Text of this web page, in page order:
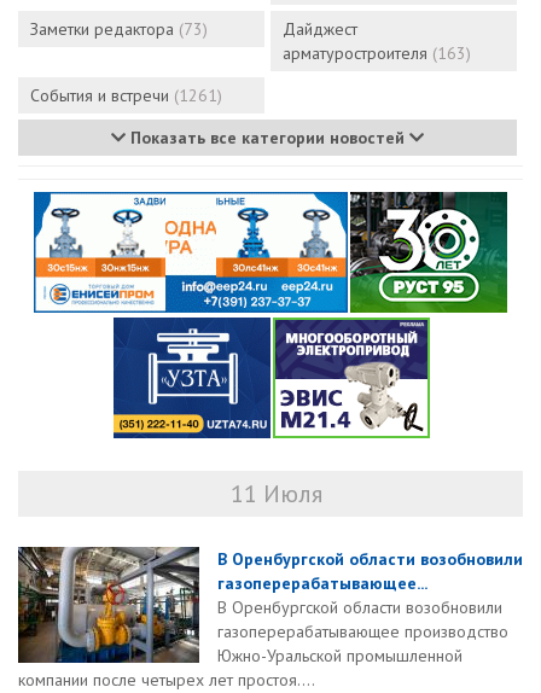
Заметки редактора (73)
Дайджест
арматуростроителя (163)
События и встречи (1261)
Показать все категории новостей
11 Июля
В Оренбургской области возобновили
газоперерабатывающее...
В Оренбургской области возобновили
газоперерабатывающее производство
Южно-Уральской промышленной
компании после четырех лет простоя....